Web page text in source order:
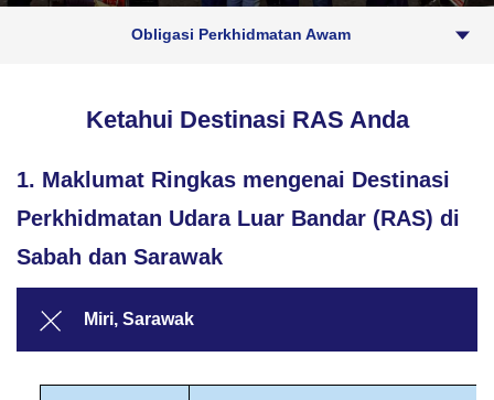
Obligasi Perkhidmatan Awam
Ketahui Destinasi RAS Anda
1. Maklumat Ringkas mengenai Destinasi
Perkhidmatan Udara Luar Bandar (RAS) di
Sabah dan Sarawak
Miri, Sarawak